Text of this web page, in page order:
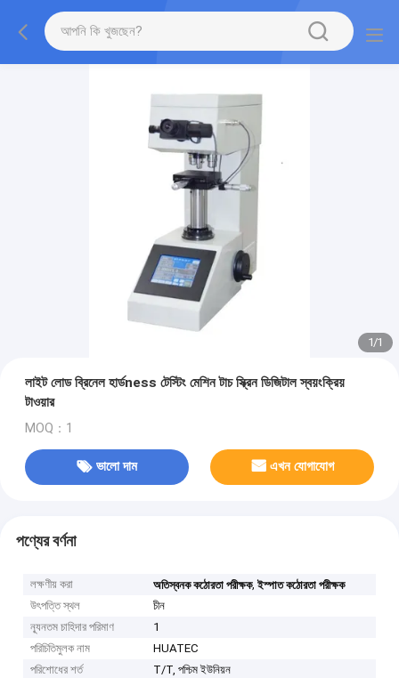
1/1
লাইট লোড ব্রিনেল হার্ডness টেস্টিং মেশিন টাচ স্ক্রিন ডিজিটাল স্বয়ংক্রিয়
টাওয়ার
MOQ：1
ভালো দাম এখন যোগাযোগ
পণ্যের বর্ণনা
লক্ষণীয় করা অতিস্বনক কঠোরতা পরীক্ষক,ইস্পাত কঠোরতা পরীক্ষক
উৎপত্তি স্থল
চীন
ন্যূনতম চাহিদার পরিমাণ
1
পরিচিতিমুলক নাম
HUATEC
পরিশোধের শর্ত
T/T, পশ্চিম ইউনিয়ন